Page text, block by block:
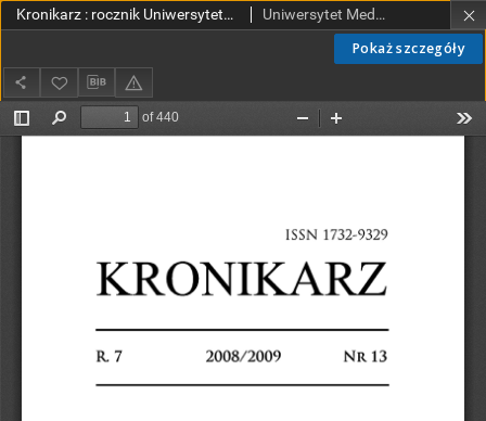
Pokaż szczegóły
Kronikarz : rocznik Uniwersytetu Medycznego w Łodzi 2008/2009 R. 7 nr 13 (cały numer) Uniwersytet Medyczny w Łodzi